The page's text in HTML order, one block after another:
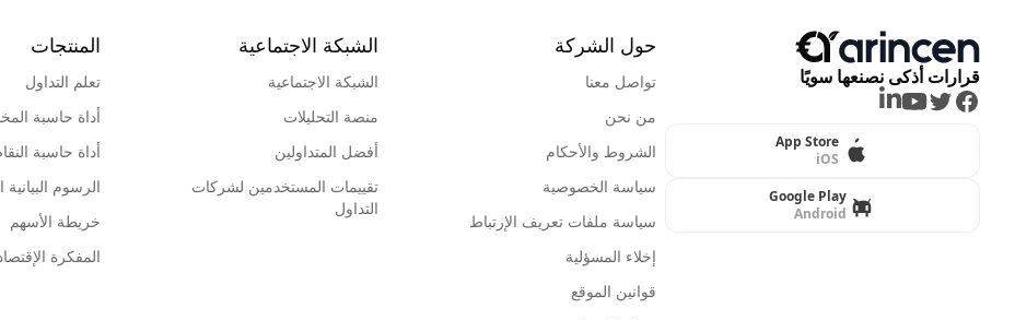
قرارات أذكى نصنعها سويًا
Facebook
Twitter
Youtube
LinkedIn
App Store
iOS
Google Play
Android
حول الشركة
تواصل معنا
من نحن
الشروط والأحكام
سياسة الخصوصية
سياسة ملفات تعريف الإرتباط
إخلاء المسؤلية
قوانين الموقع
الشبكة الاجتماعية
الشبكة الاجتماعية
منصة التحليلات
أفضل المتداولين
تقييمات المستخدمين لشركات
التداول
المنتجات
تعلم التداول
أداة حاسبة
أداة حاسبة
الرسوم البيانية
خريطة الأسهم
المفكرة